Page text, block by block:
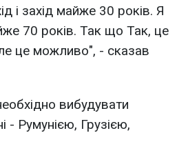
і захід майже 30 років. Я
70 років. Так що Так, це
це можливо", - сказав
вибудувати
- Румунією, Грузією,